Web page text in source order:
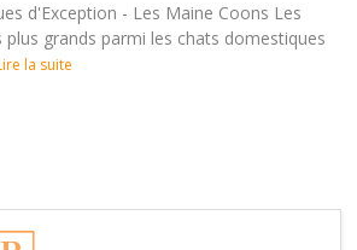
d'Exception - Les Maine Coons Les
plus grands parmi les chats domestiques
la suite